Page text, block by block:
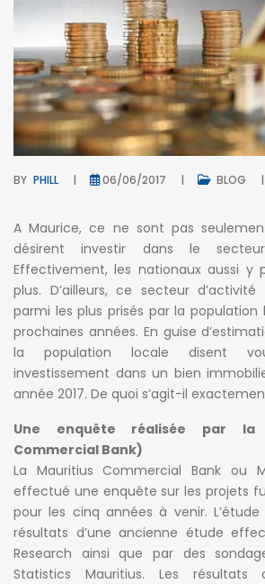
BY PHILL 06/06/2017 BLOG
A Maurice, ce ne sont pas
désirent investir dans le
Effectivement, les nationaux aussi y
plus. D’ailleurs, ce secteur
parmi les plus prisés par la population
prochaines années. En guise
la population locale disent
investissement dans un bien
année 2017. De quoi s’agit-il
Une enquête réalisée par la
Commercial Bank)
La Mauritius Commercial Bank ou
effectué une enquête sur les projets
pour les cinq années à venir. L’étude
résultats d’une ancienne étude
Research ainsi que par des
Statistics Mauritius. Les